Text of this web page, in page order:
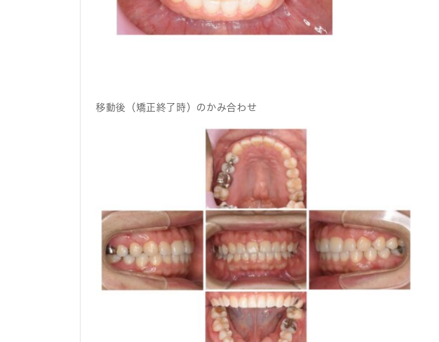
移動後（矯正終了時）のかみ合わせ